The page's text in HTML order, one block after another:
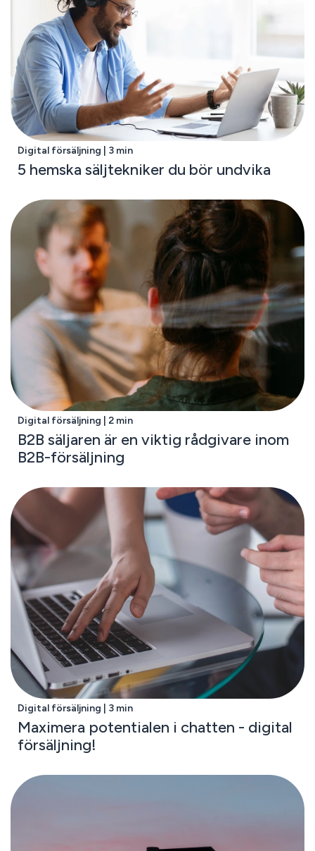
Digital försäljning | 3 min
5 hemska säljtekniker du bör undvika
Digital försäljning | 2 min
B2B säljaren är en viktig rådgivare inom
B2B-försäljning
Digital försäljning | 3 min
Maximera potentialen i chatten - digital
försäljning!